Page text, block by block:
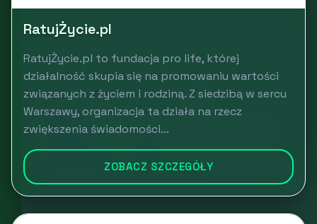
RatujŻycie.pl
RatujŻycie.pl to fundacja pro life, której
działalność skupia się na promowaniu wartości
związanych z życiem i rodziną. Z siedzibą w sercu
Warszawy, organizacja ta działa na rzecz
zwiększenia świadomości...
ZOBACZ SZCZEGÓŁY